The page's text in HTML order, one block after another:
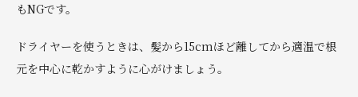
もNGです。
ドライヤーを使うときは、髪から15cmほど離してから適温で根
元を中心に乾かすように心がけましょう。